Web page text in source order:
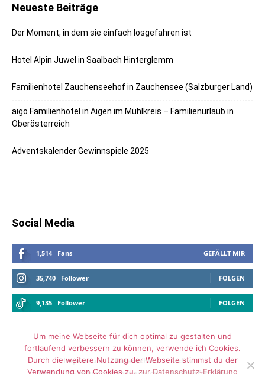
Neueste Beiträge
Der Moment, in dem sie einfach losgefahren ist
Hotel Alpin Juwel in Saalbach Hinterglemm
Familienhotel Zauchenseehof in Zauchensee (Salzburger Land)
aigo Familienhotel in Aigen im Mühlkreis – Familienurlaub in
Oberösterreich
Adventskalender Gewinnspiele 2025
Social Media
1,514 Fans GEFÄLLT MIR
35,740 Follower FOLGEN
9,135 Follower FOLGEN
Impressum Datenschutz
Archiv
Um meine Webseite für dich optimal zu gestalten und
fortlaufend verbessern zu können, verwende ich Cookies.
Durch die weitere Nutzung der Webseite stimmst du der
Verwendung von Cookies zu. zur Datenschutz-Erklärung